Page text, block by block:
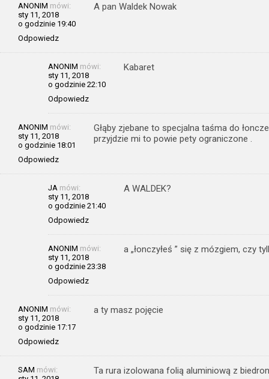
ANONIM mówi:
sty 11, 2018
o godzinie 19:40
Odpowiedz
A pan Waldek Nowak
ANONIM mówi:
sty 11, 2018
o godzinie 22:10
Odpowiedz
Kabaret
ANONIM mówi:
sty 11, 2018
o godzinie 18:01
Odpowiedz
Głąby zjebane to specjalna taśma do
przyjdzie mi to powie pety ograniczone .
JA mówi:
sty 11, 2018
o godzinie 21:40
Odpowiedz
A WALDEK?
ANONIM mówi:
sty 11, 2018
o godzinie 23:38
Odpowiedz
a „łonczyłeś ” się z mózgiem, czy
ANONIM mówi:
sty 11, 2018
o godzinie 17:17
Odpowiedz
a ty masz pojęcie
SAM mówi:
Ta rura izolowana folią aluminiową z